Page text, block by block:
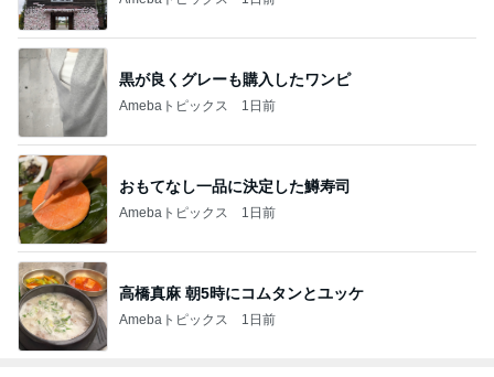
黒が良くグレーも購入したワンピ
Amebaトピックス 1日前
おもてなし一品に決定した鱒寿司
Amebaトピックス 1日前
高橋真麻 朝5時にコムタンとユッケ
Amebaトピックス 1日前